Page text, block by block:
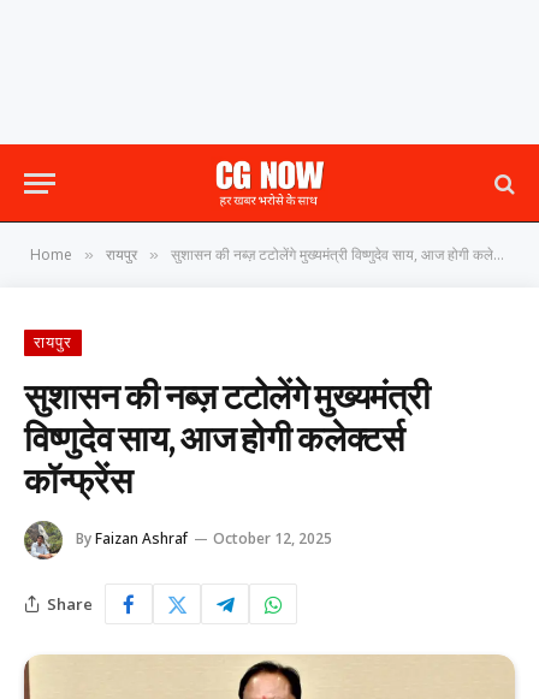
Home » रायपुर » सुशासन की नब्ज़ टटोलेंगे मुख्यमंत्री विष्णुदेव साय, आज होगी कलेक्टर्स कॉन्फ्रेंस
रायपुर
सुशासन की नब्ज़ टटोलेंगे मुख्यमंत्री
विष्णुदेव साय, आज होगी कलेक्टर्स
कॉन्फ्रेंस
ByFaizan Ashraf October 12, 2025
Share